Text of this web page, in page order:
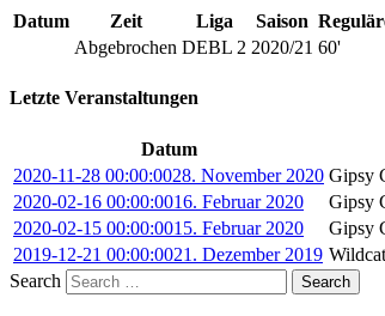
Datum Zeit Liga Saison
Abgebrochen DEBL 2 2020/21 60'
Letzte Veranstaltungen
Datum
2020-11-28 00:00:0028. November 2020 Gipsy
2020-02-16 00:00:0016. Februar 2020 Gipsy
2020-02-15 00:00:0015. Februar 2020 Gipsy
2019-12-21 00:00:0021. Dezember 2019
Search